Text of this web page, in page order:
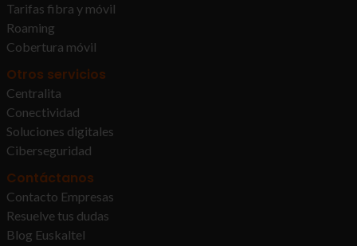
Tarifas fibra y móvil
Roaming
Cobertura móvil
Otros servicios
Centralita
Conectividad
Soluciones digitales
Ciberseguridad
Contáctanos
Contacto Empresas
Resuelve tus dudas
Blog Euskaltel